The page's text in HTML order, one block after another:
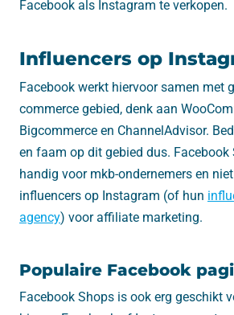
Facebook als Instagram te verkopen.
Influencers op
Facebook werkt hiervoor samen met
commerce gebied, denk aan
Bigcommerce en ChannelAdvisor.
en faam op dit gebied dus. Facebook
handig voor mkb-ondernemers en
influencers op Instagram (of hun
agency) voor affiliate marketing.
Populaire Facebook
Facebook Shops is ook erg geschikt